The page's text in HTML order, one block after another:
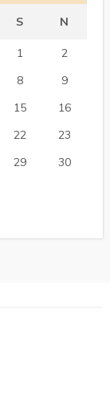
S N
1
2
8
9
15
16
22
23
29
30